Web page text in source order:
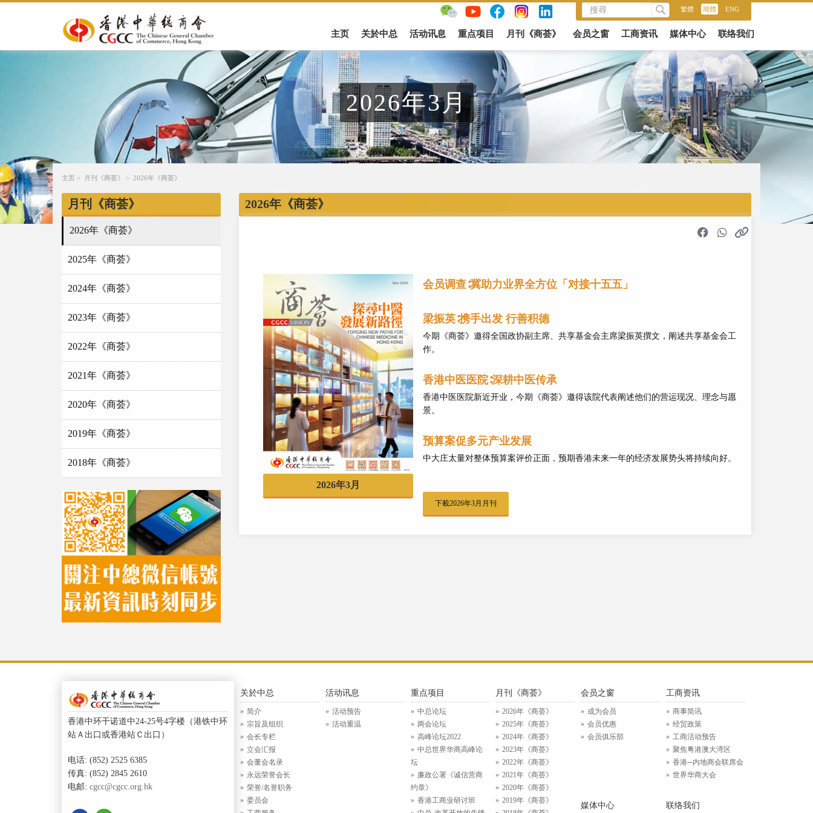
繁體 簡體 ENG
主页 关於中总 活动讯息 重点项目 月刊《商荟》 会员之窗 工商资讯 媒体中心 联络我们
2026年3月
主页 > 月刊《商荟》 > 2026年《商荟》
月刊《商荟》
2026年《商荟》
2025年《商荟》
2024年《商荟》
2023年《商荟》
2022年《商荟》
2021年《商荟》
2020年《商荟》
2019年《商荟》
2018年《商荟》
2026年《商荟》
2026年3月
会员调查∶冀助力业界全方位「对接十五五」
梁振英∶携手出发 行善积德
今期《商荟》邀得全国政协副主席、共享基金会主席梁振英撰文，阐述共享基金会工
作。
香港中医医院∶深耕中医传承
香港中医医院新近开业，今期《商荟》邀得该院代表阐述他们的营运现况、理念与愿
景。
预算案促多元产业发展
中大庄太量对整体预算案评价正面，预期香港未来一年的经济发展势头将持续向好。
下載2026年3月月刊
香港中环干诺道中24-25号4字楼（港铁中环
站Ａ出口或香港站Ｃ出口）
电话: (852) 2525 6385
传真: (852) 2845 2610
电邮: cgcc@cgcc.org.hk
关於中总
简介
宗旨及组织
会长专栏
立会汇报
会董会名录
永远荣誉会长
荣誉/名誉职务
委员会
活动讯息
活动预告
活动重温
重点项目
中总论坛
两会论坛
高峰论坛2022
中总世界华商高峰论
坛
廉政公署《诚信营商
约章》
香港工商业研讨班
月刊《商荟》
2026年《商荟》
2025年《商荟》
2024年《商荟》
2023年《商荟》
2022年《商荟》
2021年《商荟》
2020年《商荟》
2019年《商荟》
会员之窗
成为会员
会员优惠
会员俱乐部
工商资讯
商事简讯
经贸政策
工商活动预告
聚焦粤港澳大湾区
香港─内地商会联席会
世界华商大会
媒体中心 联络我们